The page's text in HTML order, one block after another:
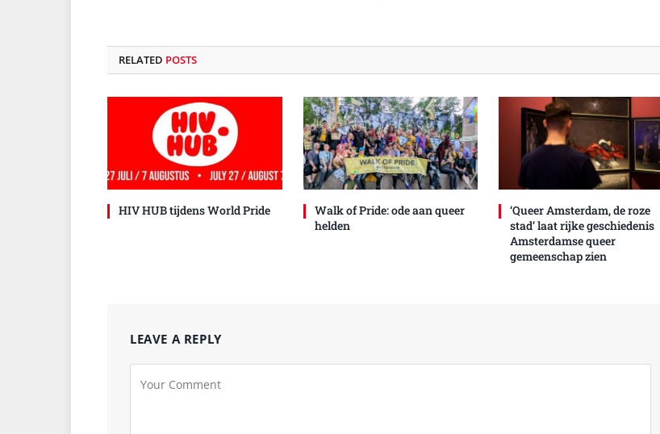
RELATED POSTS
HIV HUB tijdens World Pride
Walk of Pride: ode aan queer
helden
‘Queer Amsterdam, de roze
stad’ laat rijke geschiedenis
Amsterdamse queer
gemeenschap zien
LEAVE A REPLY